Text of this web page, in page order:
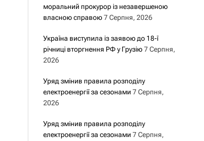
моральний прокурор із незавершеною
власною справою 7 Серпня, 2026
Україна виступила із заявою до 18-ї
річниці вторгнення РФ у Грузію 7 Серпня,
2026
Уряд змінив правила розподілу
електроенергії за сезонами 7 Серпня,
2026
Уряд змінив правила розподілу
електроенергії за сезонами 7 Серпня,